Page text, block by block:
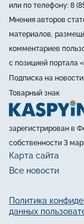
или по телефону: 8
Мнения авторов
материалов,
комментариев
с позицией портала
Подписка на новости:
Товарный знак
зарегистрирован в
собственности 3
Карта сайта
Все новости
Политика
данных